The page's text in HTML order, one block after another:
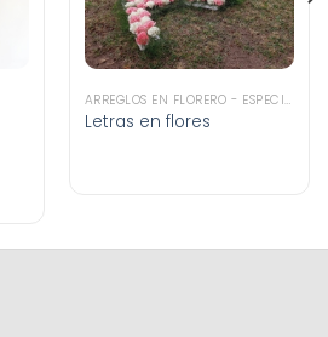
ARREGLOS EN FLORERO - ESPECIALES
Letras en flores